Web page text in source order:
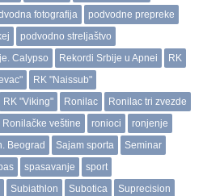
fotografija
podvodne prepreke
podvodno streljaštvo
Calypso Rekordi Srbije u Apnei
RK
RK "Naissub"
RK "Viking" Ronilac
Ronilac tri zvezde
Ronilačke veštine ronioci
ronjenje
Beograd Sajam sporta
Seminar
spasavanje
sport
Subiathlon Subotica
Suprecision